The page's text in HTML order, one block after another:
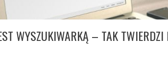
WYSZUKIWARKĄ – TAK